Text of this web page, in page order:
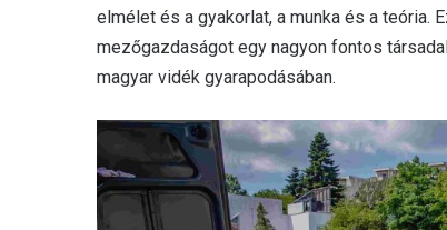
elmélet és a gyakorlat, a munka és a teória.
mezőgazdaságot egy nagyon fontos
magyar vidék gyarapodásában.